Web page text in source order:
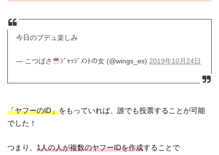
今日のプデュ楽しみ
— こつばさ ｼﾞｬｯｼﾞﾒﾝﾄの女 (@wings_es)2019年10月24日
「ヤフーのID」をもっていれば、誰でも投票することが可能
でした！
つまり、1人の人が複数のヤフーIDを作成することで